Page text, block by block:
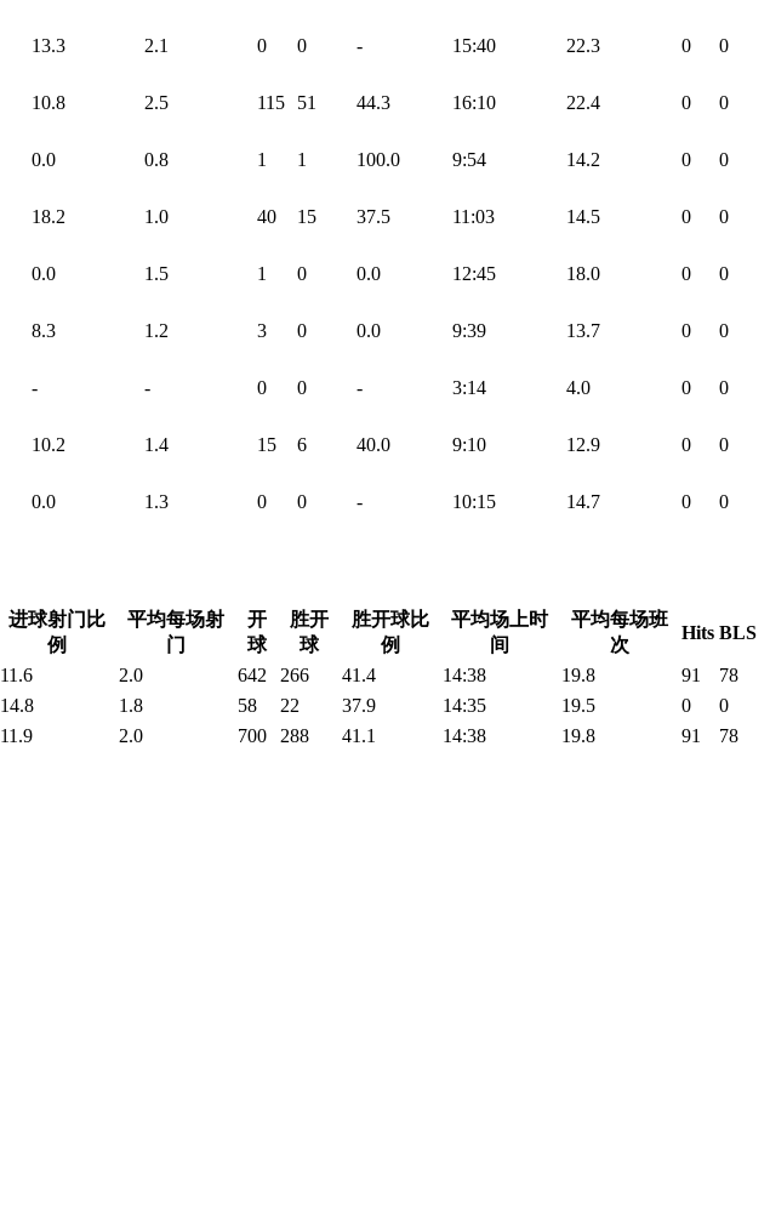
13.3 2.1 0 0 - 15:40 22.3 0
0
10.8 2.5 115 51 44.3 16:10 22.4 0
0
0.0 0.8 1 1 100.0 9:54 14.2 0
0
18.2 1.0 40 15 37.5 11:03 14.5 0
0
0.0 1.5 1 0 0.0 12:45 18.0 0
0
8.3 1.2 3 0 0.0 9:39 13.7 0
0
- - 0 0 - 3:14 4.0 0
0
10.2 1.4 15 6 40.0 9:10 12.9 0
0
0.0 1.3 0 0 - 10:15 14.7 0 0
进球射门比
例
平均每场射
门
开
球
胜开
球
胜开球比
例
平均场上时
间
平均每场班
次
Hits BLS
11.6 2.0 642 266 41.4 14:38 19.8 91
78
14.8 1.8 58 22 37.9 14:35 19.5 0
0
11.9 2.0 700 288 41.1 14:38 19.8 91
78